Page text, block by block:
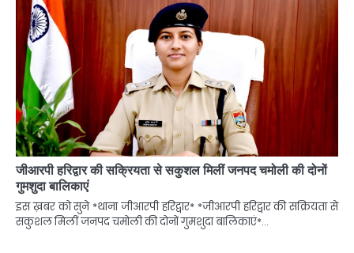
जीआरपी हरिद्वार की सक्रियता से सकुशल मिलीं जनपद चमोली की दोनों
गुमशुदा बालिकाएं
इस ख़बर को सुने *थाना जीआरपी हरिद्वार* *जीआरपी हरिद्वार की सक्रियता से
सकुशल मिलीं जनपद चमोली की दोनों गुमशुदा बालिकाएं*…